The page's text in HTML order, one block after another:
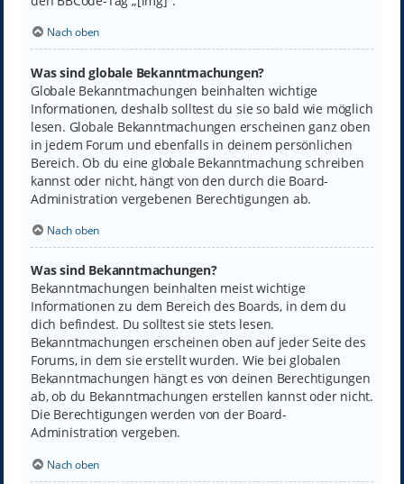
Nach oben
Was sind globale Bekanntmachungen?
Globale Bekanntmachungen beinhalten wichtige
Informationen, deshalb solltest du sie so bald wie möglich
lesen. Globale Bekanntmachungen erscheinen ganz oben
in jedem Forum und ebenfalls in deinem persönlichen
Bereich. Ob du eine globale Bekanntmachung schreiben
kannst oder nicht, hängt von den durch die Board-
Administration vergebenen Berechtigungen ab.
Nach oben
Was sind Bekanntmachungen?
Bekanntmachungen beinhalten meist wichtige
Informationen zu dem Bereich des Boards, in dem du
dich befindest. Du solltest sie stets lesen.
Bekanntmachungen erscheinen oben auf jeder Seite des
Forums, in dem sie erstellt wurden. Wie bei globalen
Bekanntmachungen hängt es von deinen Berechtigungen
ab, ob du Bekanntmachungen erstellen kannst oder nicht.
Die Berechtigungen werden von der Board-
Administration vergeben.
Nach oben